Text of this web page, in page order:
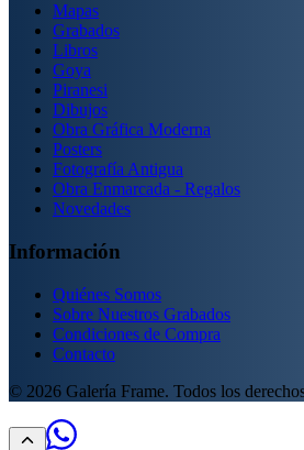
Mapas
Grabados
Libros
Goya
Piranesi
Dibujos
Obra Gráfica Moderna
Posters
Fotografía Antigua
Obra Enmarcada - Regalos
Novedades
Información
Quiénes Somos
Sobre Nuestros Grabados
Condiciones de Compra
Contacto
© 2026 Galería Frame. Todos los